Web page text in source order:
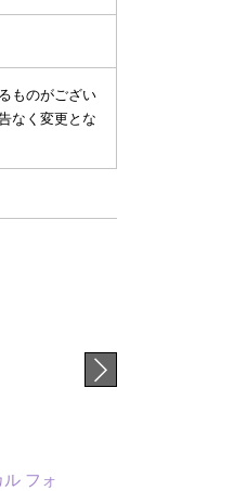
ものがござい
なく変更とな
フォ